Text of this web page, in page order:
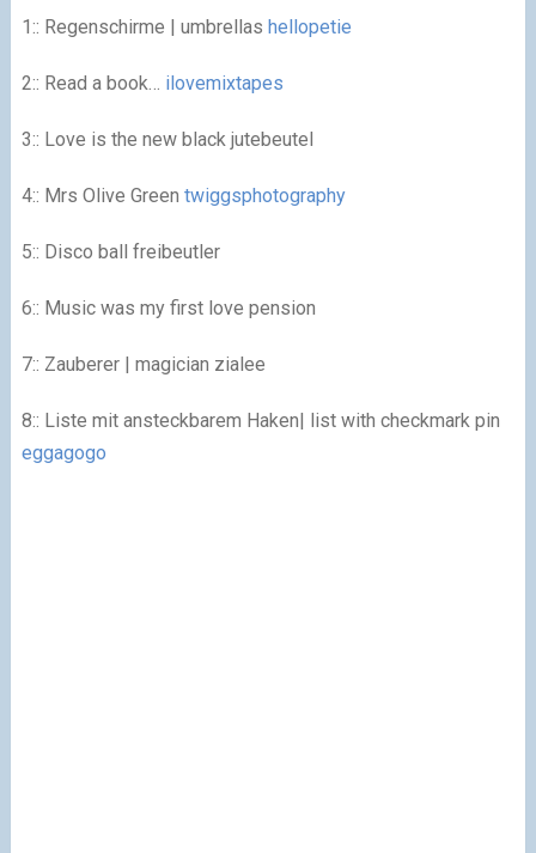
1:: Regenschirme | umbrellas hellopetie
2:: Read a book… ilovemixtapes
3:: Love is the new black jutebeutel
4:: Mrs Olive Green twiggsphotography
5:: Disco ball freibeutler
6:: Music was my first love pension
7:: Zauberer | magician zialee
8:: Liste mit ansteckbarem Haken| list with checkmark pin
eggagogo